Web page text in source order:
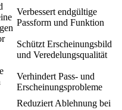
Verbessert endgültige
Passform und Funktion
Schützt Erscheinungsbild
und Veredelungsqualität
Verhindert Pass- und
Erscheinungsprobleme
Reduziert Ablehnung bei